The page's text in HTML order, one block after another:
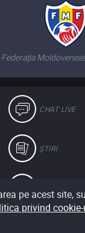
Federația
CHAT LIVE
ȘTIRI
SOCIALE
pe acest site,
privind